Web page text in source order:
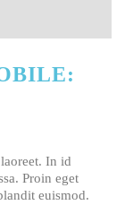
In id
Proin eget
euismod.